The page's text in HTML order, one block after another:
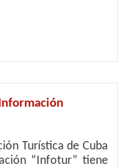
Turística de Cuba
“Infotur” tiene